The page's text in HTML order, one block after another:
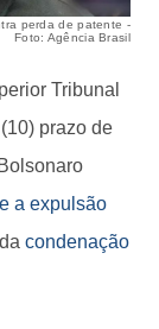
perda de patente -
Foto: Agência Brasil
Tribunal
prazo de
a expulsão
condenação